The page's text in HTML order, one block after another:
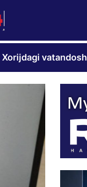
Xorijdagi vatandosh